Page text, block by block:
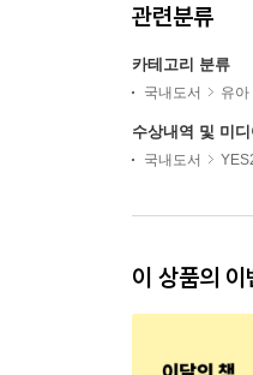
관련분류
카테고리 분류
국내도서 유아
수상내역 및 미
국내도서
이 상품의 이